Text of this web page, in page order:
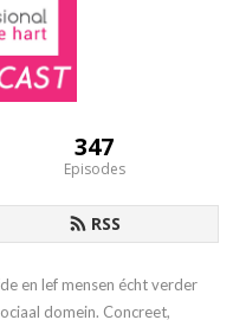
347
Episodes
RSS
en lef mensen écht verder
domein. Concreet,